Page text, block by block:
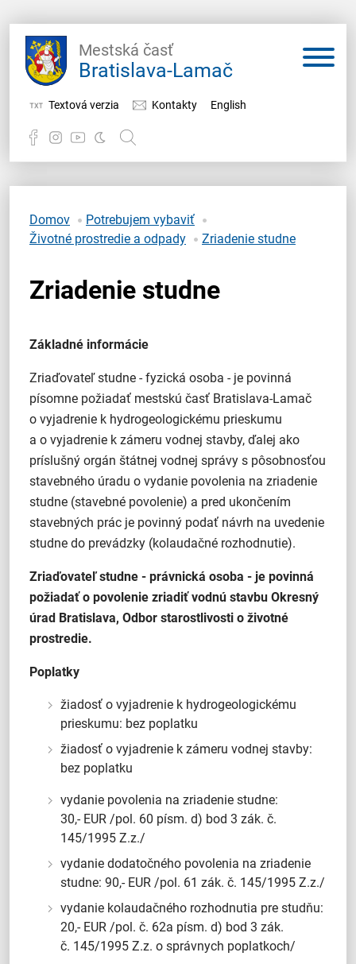
Mestská časť
Bratislava-Lamač
Textová verzia Kontakty English
Samospráva
Miestny úrad
O Lamači
Domov
Potrebujem vybaviť
Životné prostredie a odpady
Zriadenie studne
Zriadenie studne
Základné informácie
Zriaďovateľ studne - fyzická osoba - je povinná
písomne požiadať mestskú časť Bratislava-Lamač
o vyjadrenie k hydrogeologickému prieskumu
a o vyjadrenie k zámeru vodnej stavby, ďalej ako
príslušný orgán štátnej vodnej správy s pôsobnosťou
stavebného úradu o vydanie povolenia na zriadenie
studne (stavebné povolenie) a pred ukončením
stavebných prác je povinný podať návrh na uvedenie
studne do prevádzky (kolaudačné rozhodnutie).
Zriaďovateľ studne - právnická osoba - je povinná
požiadať o povolenie zriadiť vodnú stavbu Okresný
úrad Bratislava, Odbor starostlivosti o životné
prostredie.
Poplatky
žiadosť o vyjadrenie k hydrogeologickému
prieskumu: bez poplatku
žiadosť o vyjadrenie k zámeru vodnej stavby:
bez poplatku
vydanie povolenia na zriadenie studne:
30,- EUR /pol. 60 písm. d) bod 3 zák. č.
145/1995 Z.z./
vydanie dodatočného povolenia na zriadenie
studne: 90,- EUR /pol. 61 zák. č. 145/1995 Z.z./
vydanie kolaudačného rozhodnutia pre studňu:
20,- EUR /pol. č. 62a písm. d) bod 3 zák.
č. 145/1995 Z.z. o správnych poplatkoch/